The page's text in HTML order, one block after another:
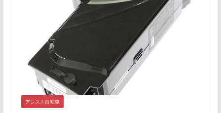
アシスト自転車